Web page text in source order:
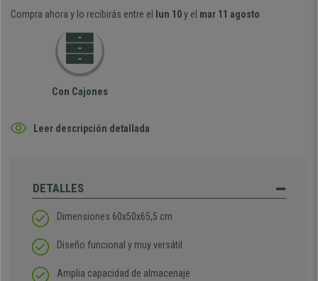
Compra ahora y lo recibirás entre el lun 10y el mar 11 agosto
Con Cajones
Leer descripción detallada
DETALLES
Dimensiones 60x50x65,5 cm
Diseño funcional y muy versátil
Amplia capacidad de almacenaje